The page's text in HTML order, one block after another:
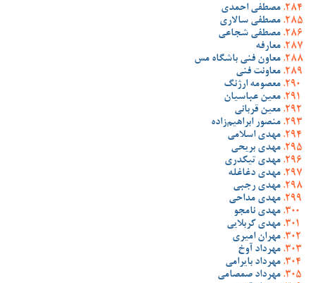
مصطفی احمدی
مصطفی سالاری
مصطفی شجاعی
معارفه
معاون فنی باشگاه مس
معاونت فنی
معصومه ارژنگ
معین عباسیان
معین قربانی
منصور ابراهیم‌زاده
مهدی اسلامی
مهدی بریحی
مهدی تیکدری
مهدی دغاغله
مهدی رجبی
مهدی مداحی
مهدی نامجو
مهدی کربلایی
مهران امیری
مهرداد آوخ
مهرداد بایرامی
مهرداد صمصامی